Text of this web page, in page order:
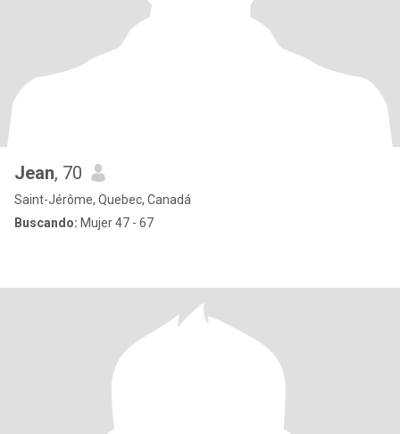
Jean, 70
Saint-Jérôme, Quebec, Canadá
Buscando: Mujer 47 - 67